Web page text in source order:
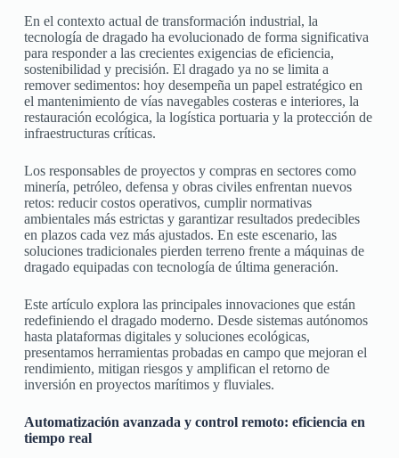
En el contexto actual de transformación industrial, la
tecnología de dragado ha evolucionado de forma significativa
para responder a las crecientes exigencias de eficiencia,
sostenibilidad y precisión. El dragado ya no se limita a
remover sedimentos: hoy desempeña un papel estratégico en
el mantenimiento de vías navegables costeras e interiores, la
restauración ecológica, la logística portuaria y la protección de
infraestructuras críticas.
Los responsables de proyectos y compras en sectores como
minería, petróleo, defensa y obras civiles enfrentan nuevos
retos: reducir costos operativos, cumplir normativas
ambientales más estrictas y garantizar resultados predecibles
en plazos cada vez más ajustados. En este escenario, las
soluciones tradicionales pierden terreno frente a máquinas de
dragado equipadas con tecnología de última generación.
Este artículo explora las principales innovaciones que están
redefiniendo el dragado moderno. Desde sistemas autónomos
hasta plataformas digitales y soluciones ecológicas,
presentamos herramientas probadas en campo que mejoran el
rendimiento, mitigan riesgos y amplifican el retorno de
inversión en proyectos marítimos y fluviales.
Automatización avanzada y control remoto: eficiencia en
tiempo real